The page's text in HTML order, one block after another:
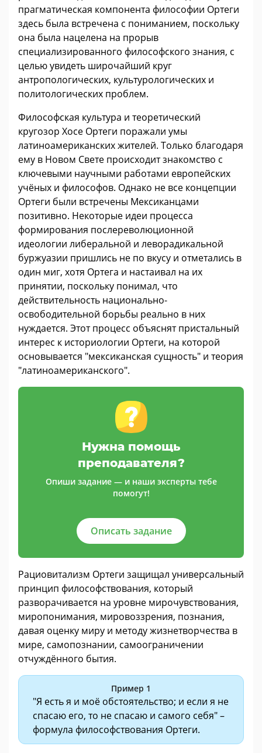
прагматическая компонента философии Ортеги
здесь была встречена с пониманием, поскольку
она была нацелена на прорыв
специализированного философского знания, с
целью увидеть широчайший круг
антропологических, культурологических и
политологических проблем.
Философская культура и теоретический
кругозор Хосе Ортеги поражали умы
латиноамериканских жителей. Только благодаря
ему в Новом Свете происходит знакомство с
ключевыми научными работами европейских
учёных и философов. Однако не все концепции
Ортеги были встречены Мексиканцами
позитивно. Некоторые идеи процесса
формирования послереволюционной
идеологии либеральной и леворадикальной
буржуазии пришлись не по вкусу и отметались в
один миг, хотя Ортега и настаивал на их
принятии, поскольку понимал, что
действительность национально-
освободительной борьбы реально в них
нуждается. Этот процесс объяснят пристальный
интерес к историологии Ортеги, на которой
основывается "мексиканская сущность" и теория
"латиноамериканского".
Нужна помощь
преподавателя?
Опиши задание — и наши эксперты тебе
помогут!
Описать задание
Рациовитализм Ортеги защищал универсальный
принцип философствования, который
разворачивается на уровне мирочувствования,
миропонимания, мировоззрения, познания,
давая оценку миру и методу жизнетворчества в
мире, самопознании, самоограничении
отчуждённого бытия.
Пример 1
"Я есть я и моё обстоятельство; и если я не
спасаю его, то не спасаю и самого себя" –
формула философствования Ортеги.